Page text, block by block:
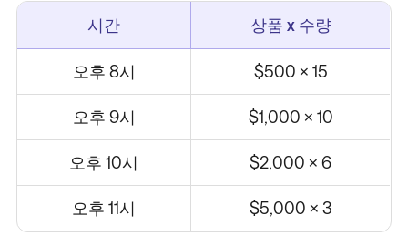
시간 상품 x 수량
오후 8시 $500 x 15
오후 9시 $1,000 x 10
오후 10시 $2,000 x 6
오후 11시 $5,000 x 3